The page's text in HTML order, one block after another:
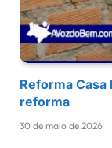
Reforma
reforma
30 de maio de 2026